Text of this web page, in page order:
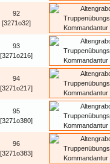
92
[3271o32]
93
[3271o216]
94
[3271o217]
95
[3271o380]
96
[3271o383]